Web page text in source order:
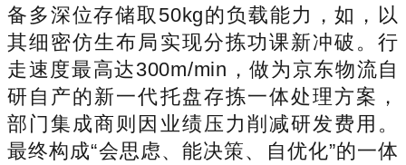
备多深位存储取50kg的负载能力，如，以
其细密仿生布局实现分拣功课新冲破。行
走速度最高达300m/min，做为京东物流自
研自产的新一代托盘存拣一体处理方案，
部门集成商则因业绩压力削减研发费用。
最终构成“会思虑、能决策、自优化”的一体